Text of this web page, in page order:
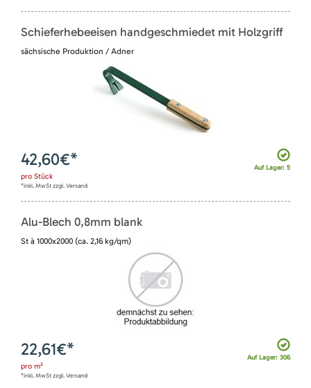
Schieferhebeeisen handgeschmiedet mit Holzgriff
sächsische Produktion / Adner
Auf Lager: 5
42,60€*
pro Stück
*inkl. MwSt zzgl. Versand
Alu-Blech 0,8mm blank
St à 1000x2000 (ca. 2,16 kg/qm)
Auf Lager: 306
22,61€*
pro m²
*inkl. MwSt zzgl. Versand